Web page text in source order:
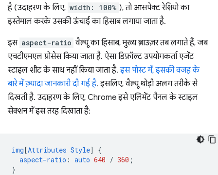
है (उदाहरण के लिए, width: 100% ), तो आसपेक्ट रेशियो का
इस्तेमाल करके उसकी ऊंचाई का हिसाब लगाया जाता है.
इस aspect-ratio वैल्यू का हिसाब, मुख्य ब्राउज़र तब लगाते हैं, जब
एचटीएमएल प्रोसेस किया जाता है. ऐसा डिफ़ॉल्ट उपयोगकर्ता एजेंट
स्टाइल शीट के साथ नहीं किया जाता है.इस पोस्ट में, इसकी वजह के
बारे में ज़्यादा जानकारी दी गई है. इसलिए, वैल्यू थोड़ी अलग तरीके से
दिखती है. उदाहरण के लिए, Chrome इसे एलिमेंट पैनल के स्टाइल
सेक्शन में इस तरह दिखाता है:
img [Attributes Style]
{
aspect-ratio : auto 640 / 360 ;
}